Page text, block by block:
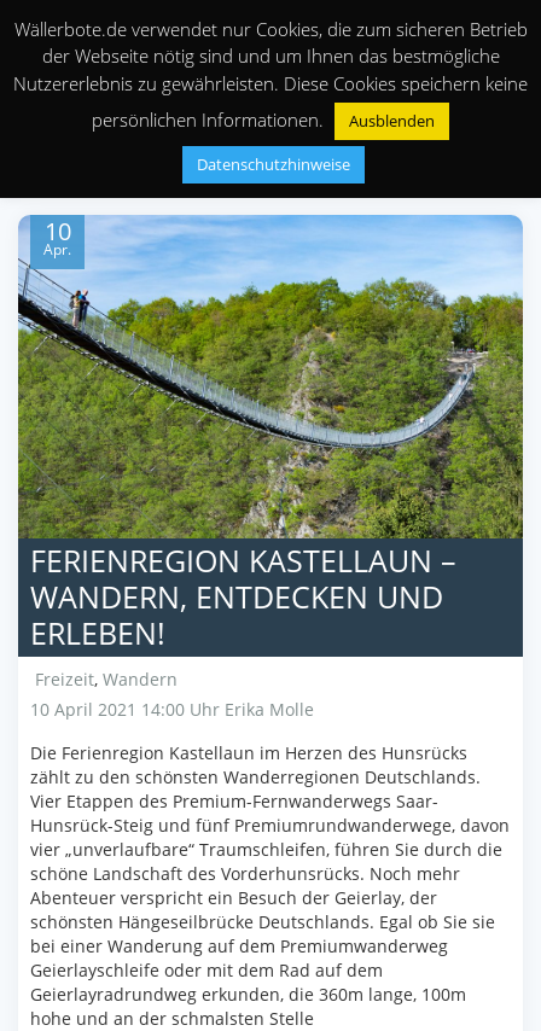
10
Apr.
FERIENREGION KASTELLAUN –
WANDERN, ENTDECKEN UND
ERLEBEN!
Freizeit, Wandern
10 April 2021 14:00 Uhr Erika Molle
Die Ferienregion Kastellaun im Herzen des Hunsrücks
zählt zu den schönsten Wanderregionen Deutschlands.
Vier Etappen des Premium-Fernwanderwegs Saar-
Hunsrück-Steig und fünf Premiumrundwanderwege, davon
vier „unverlaufbare“ Traumschleifen, führen Sie durch die
schöne Landschaft des Vorderhunsrücks. Noch mehr
Abenteuer verspricht ein Besuch der Geierlay, der
schönsten Hängeseilbrücke Deutschlands. Egal ob Sie sie
bei einer Wanderung auf dem Premiumwanderweg
Geierlayschleife oder mit dem Rad auf dem
Geierlayradrundweg erkunden, die 360m lange, 100m
hohe und an der schmalsten Stelle
Wällerbote.de verwendet nur Cookies, die zum sicheren Betrieb
der Webseite nötig sind und um Ihnen das bestmögliche
Nutzererlebnis zu gewährleisten. Diese Cookies speichern keine
persönlichen Informationen.
Ausblenden
Datenschutzhinweise